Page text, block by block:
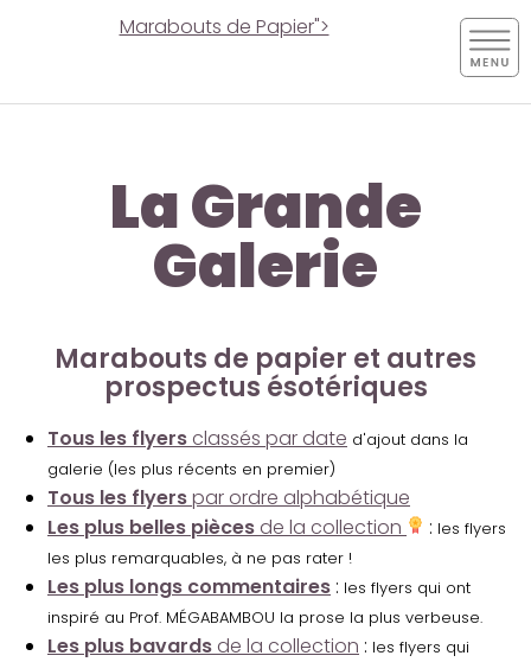
Marabouts de Papier">
La Grande
Galerie
Marabouts de papier et autres
prospectus ésotériques
Tous les flyers classés par date d'ajout dans la
galerie (les plus récents en premier)
Tous les flyerspar ordre alphabétique
Les plus belles pièces de la collection : les flyers
les plus remarquables, à ne pas rater !
Les plus longs commentaires : les flyers qui ont
inspiré au Prof. MÉGABAMBOU la prose la plus verbeuse.
Les plus bavards de la collection : les flyers qui